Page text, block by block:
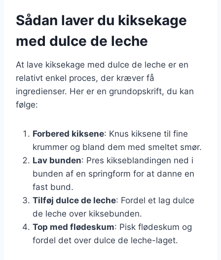
Sådan laver du kiksekage
med dulce de leche
At lave kiksekage med dulce de leche er en
relativt enkel proces, der kræver få
ingredienser. Her er en grundopskrift, du kan
følge:
Forbered kiksene: Knus kiksene til fine
krummer og bland dem med smeltet smør.
Lav bunden: Pres kikseblandingen ned i
bunden af en springform for at danne en
fast bund.
Tilføj dulce de leche: Fordel et lag dulce
de leche over kiksebunden.
Top med flødeskum: Pisk flødeskum og
fordel det over dulce de leche-laget.